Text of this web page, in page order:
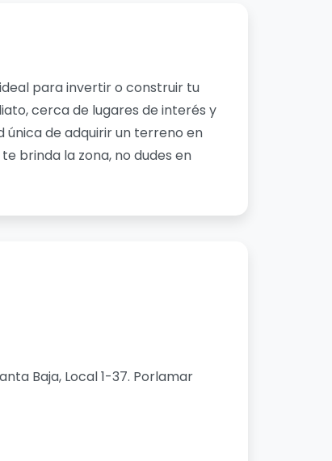
ideal para invertir o construir tu
cerca de lugares de interés y
única de adquirir un terreno en
brinda la zona, no dudes en
Baja, Local 1-37. Porlamar